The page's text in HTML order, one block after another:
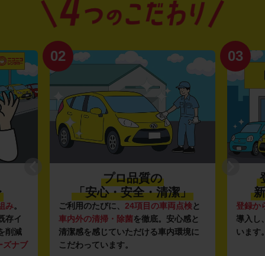
み。
存イ
削減
ズナブ
02
プロ品質の
「安心・安全・清潔」
ご利用のたびに、 24項目の車両点検と
車内外の清掃・除菌を徹底。安心感と
清潔感を感じていただける車内環境に
こだわっています。
03
登録か
導入し
います